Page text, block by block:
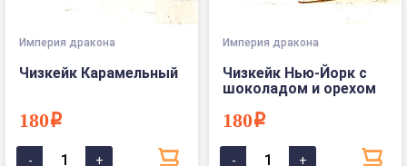
Империя дракона
Чизкейк Карамельный
180i
Империя дракона
Чизкейк Нью-Йорк с
шоколадом и орехом
180i